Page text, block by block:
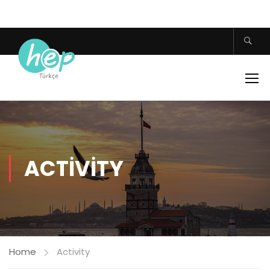
ACTIVITY
Home Activity